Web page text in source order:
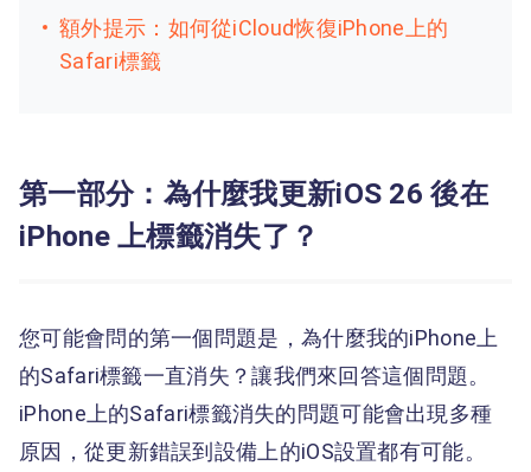
額外提示：如何從iCloud恢復iPhone上的
Safari標籤
第一部分：為什麼我更新iOS 26 後在
iPhone 上標籤消失了？
您可能會問的第一個問題是，為什麼我的iPhone上
的Safari標籤一直消失？讓我們來回答這個問題。
iPhone上的Safari標籤消失的問題可能會出現多種
原因，從更新錯誤到設備上的iOS設置都有可能。